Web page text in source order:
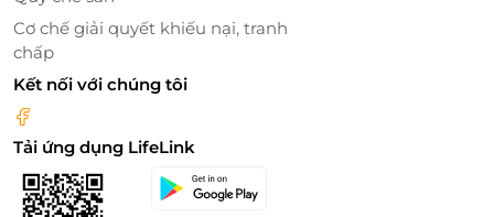
Cơ chế giải quyết khiếu nại, tranh
chấp
Kết nối với chúng tôi
Tải ứng dụng LifeLink